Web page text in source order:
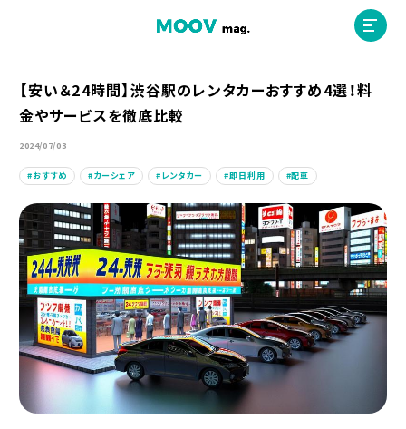
ホーム
MOOVマガジン利用規約
お問合せ
人材募集（ライター、配車スタッフ、デザイナー）
【安い＆24時間】渋谷駅のレンタカーおすすめ4選！料
金やサービスを徹底比較
2024/07/03
おすすめ カーシェア レンタカー 即日利用 配車